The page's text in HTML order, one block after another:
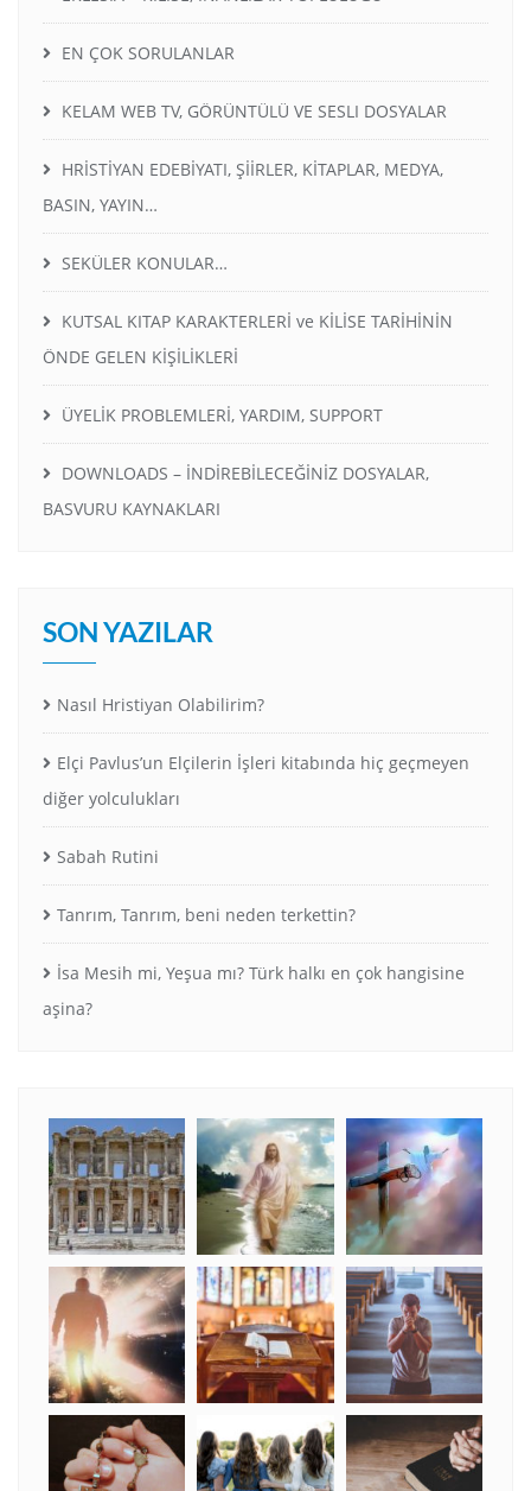
EN ÇOK SORULANLAR
KELAM WEB TV, GÖRÜNTÜLÜ VE SESLI DOSYALAR
HRİSTİYAN EDEBİYATI, ŞİİRLER, KİTAPLAR, MEDYA,
BASIN, YAYIN…
SEKÜLER KONULAR…
KUTSAL KITAP KARAKTERLERİ ve KİLİSE TARİHİNİN
ÖNDE GELEN KİŞİLİKLERİ
ÜYELİK PROBLEMLERİ, YARDIM, SUPPORT
DOWNLOADS – İNDİREBİLECEĞİNİZ DOSYALAR,
BASVURU KAYNAKLARI
SON YAZILAR
Nasıl Hristiyan Olabilirim?
Elçi Pavlus’un Elçilerin İşleri kitabında hiç geçmeyen
diğer yolculukları
Sabah Rutini
Tanrım, Tanrım, beni neden terkettin?
İsa Mesih mi, Yeşua mı? Türk halkı en çok hangisine
aşina?